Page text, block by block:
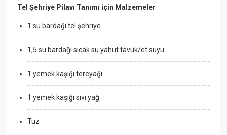
Tel Şehriye Pilavı Tanımı için Malzemeler
1 su bardağı tel şehriye
1,5 su bardağı sıcak su yahut tavuk/et suyu
1 yemek kaşığı tereyağı
1 yemek kaşığı sıvı yağ
Tuz